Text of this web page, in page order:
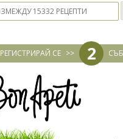
РЕГИСТРИРАЙ СЕ >> 2